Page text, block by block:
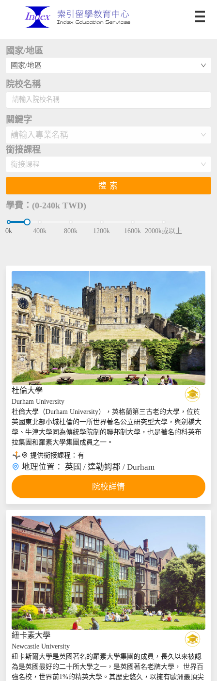
國家/地區
國家/地區
院校名稱
關鍵字
請輸入專業名稱
銜接課程
銜接課程
搜索
學費：(0-240k TWD)
0k 400k 800k 1200k 1600k 2000k或以上
杜倫大學
Durham University
杜倫大學（Durham University），英格蘭第三古老的大學，位於
英國東北部小城杜倫的一所世界著名公立研究型大學，與劍橋大
學、牛津大學同為傳統學院制的聯邦制大學，也是著名的科英布
拉集團和羅素大學集團成員之一。
 提供銜接課程： 有
 地理位置： 英國 / 達勒姆郡 / Durham
院校詳情
紐卡素大學
Newcastle University
紐卡斯爾大學是英國著名的羅素大學集團的成員，長久以來被認
為是英國最好的二十所大學之一，是英國著名老牌大學， 世界百
強名校，世界前1%的精英大學。其歷史悠久，以擁有歐洲最頂尖